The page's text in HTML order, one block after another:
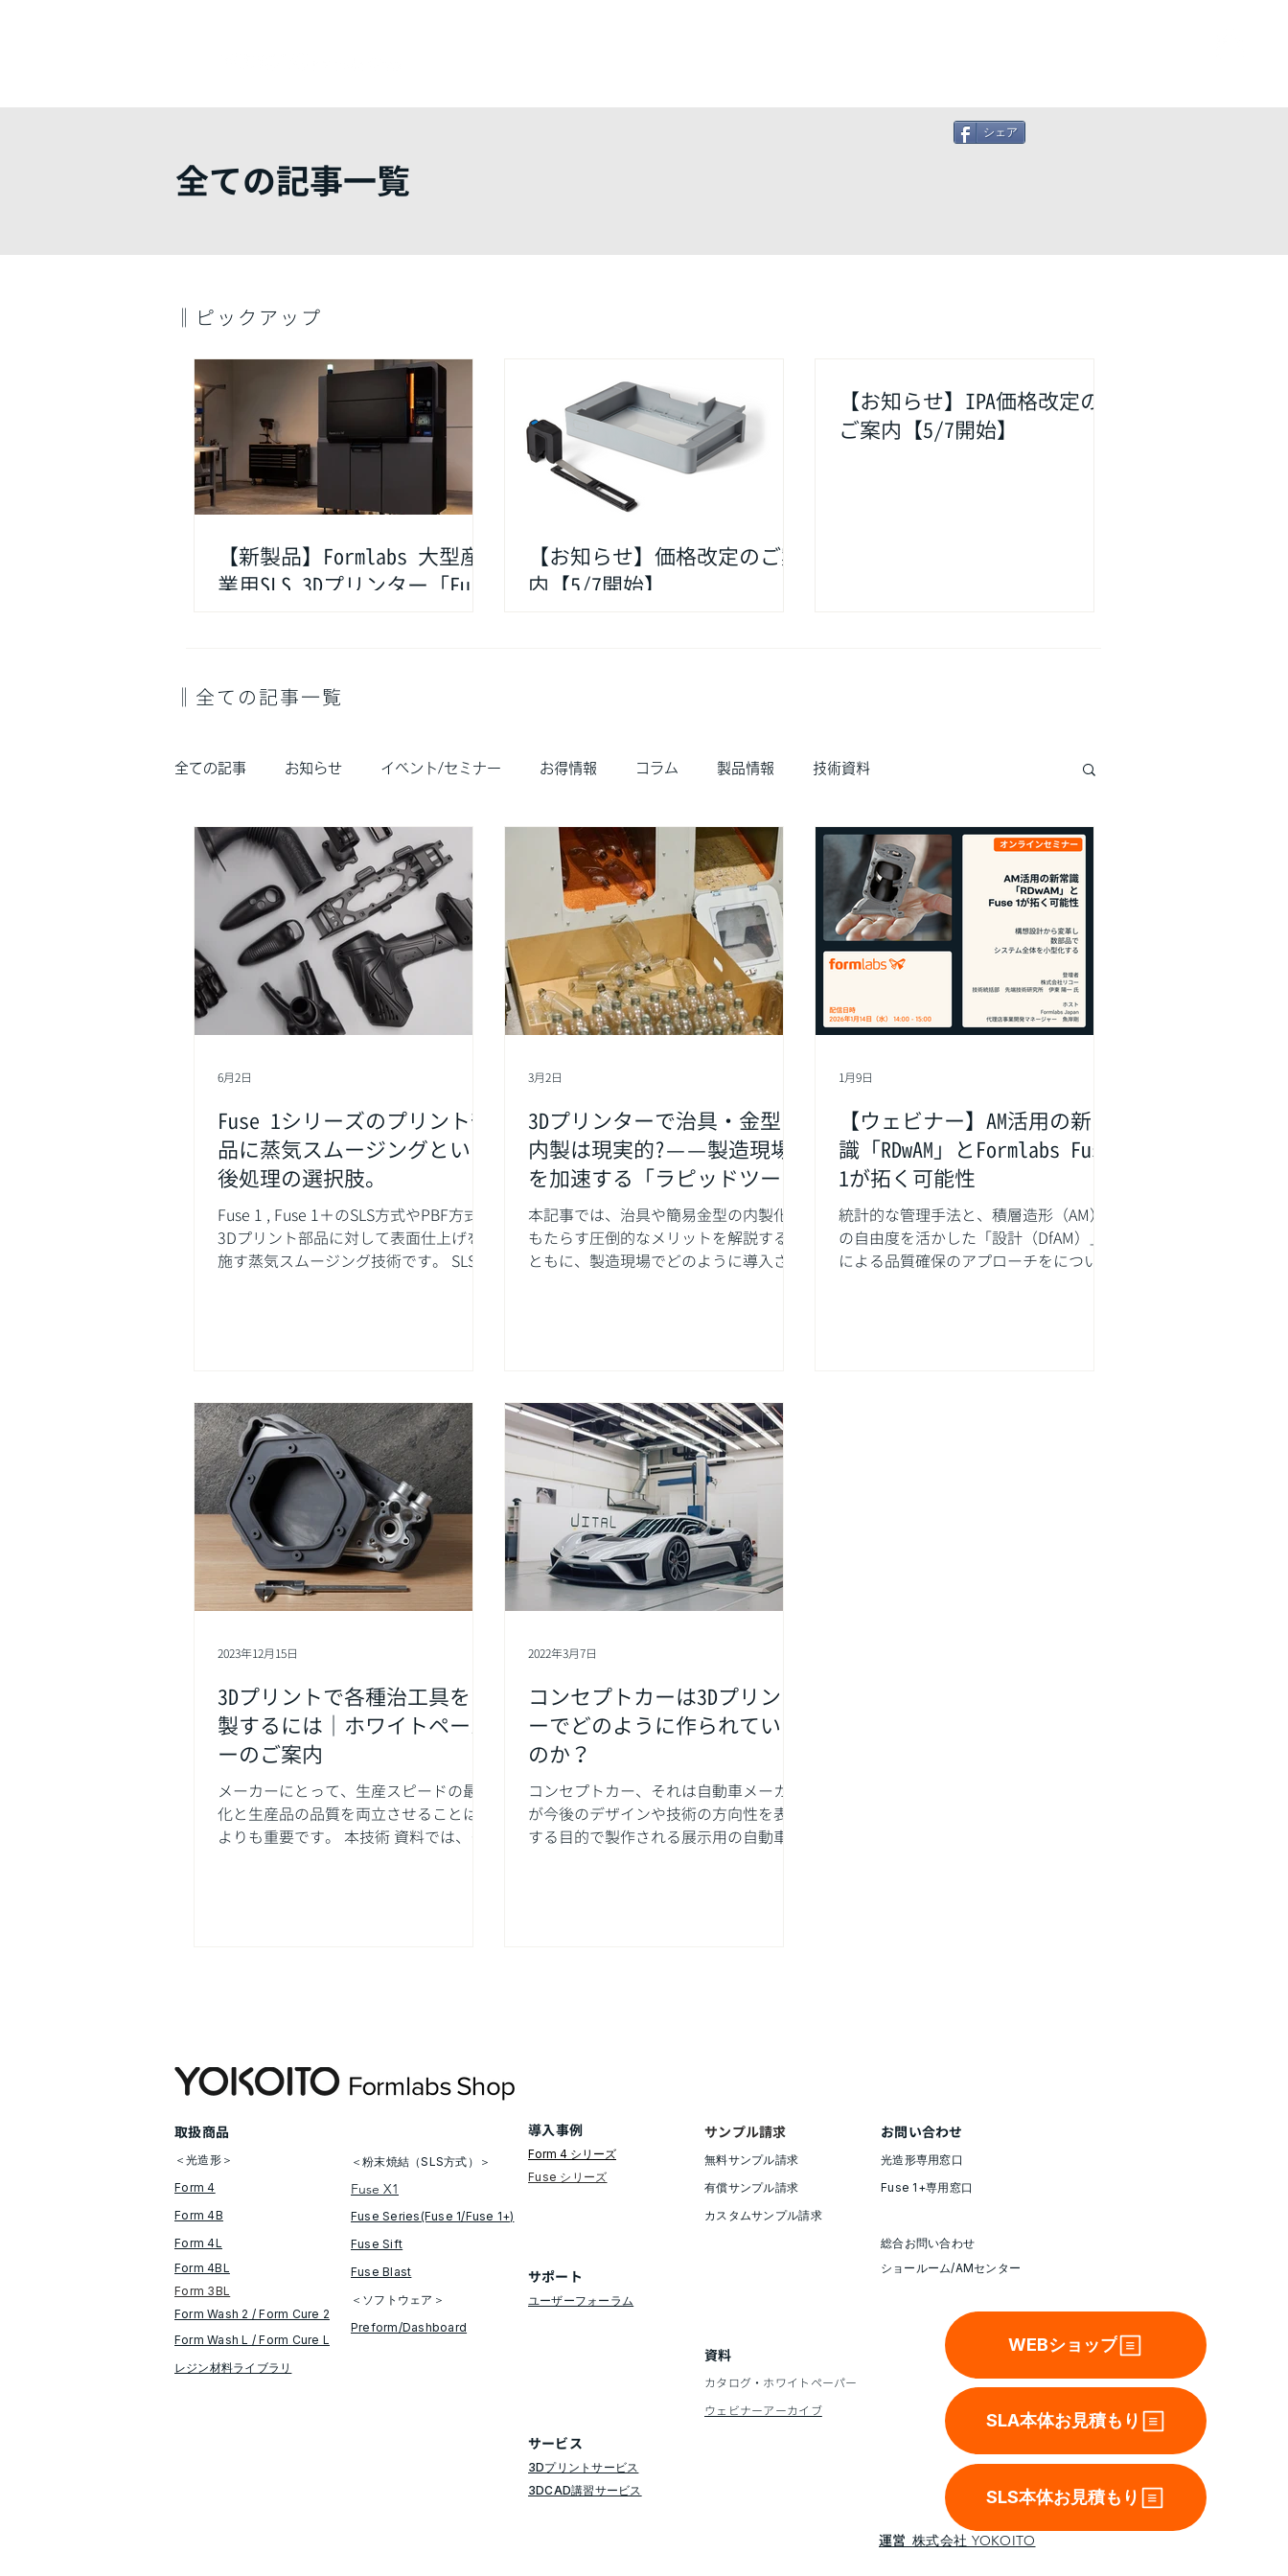
シェア
​全ての記事一覧
‖ピックアップ
【新製品】Formlabs 大型産
業用SLS 3Dプリンター「Fuse
【お知らせ】価格改定のご案
内【5/7開始】
【お知らせ】IPA価格改定の
ご案内【5/7開始】
‖全ての記事一覧
全ての記事 お知らせ イベント/セミナー お得情報 コラム 製品情報 技術資料
Fuse 1シリーズのプリント部
品に蒸気スムージングという
後処理の選択肢。
Fuse 1 , Fuse 1＋のSLS方式やPBF方式の
3Dプリント部品に対して表面仕上げを
施す蒸気スムージング技術です。 SLS方
6月2日
3Dプリンターで治具・金型の
内製は現実的?——製造現場
を加速する「ラピッドツーリ
ング」戦略
本記事では、治具や簡易金型の内製化が
もたらす圧倒的なメリットを解説すると
ともに、製造現場でどのように導入さ
3月2日
【ウェビナー】AM活用の新常
識「RDwAM」とFormlabs Fuse
1が拓く可能性
統計的な管理手法と、積層造形（AM）
の自由度を活かした「設計（DfAM）」
による品質確保のアプローチをについて
1月9日
3Dプリントで各種治工具を内
製するには｜ホワイトペーパ
ーのご案内
メーカーにとって、生産スピードの最大
化と生産品の品質を両立させることは何
よりも重要です。 本技術 資料では、効
2023年12月15日
コンセプトカーは3Dプリンタ
ーでどのように作られている
のか？
コンセプトカー、それは自動車メーカー
が今後のデザインや技術の方向性を表現
する目的で製作される展示用の自動車で
ン及びエクスペリエンタルテクノロジー
担当の副社長であるShay Moradiは言い
ます。 本記事では、Formlabsで急成長
SolidPrint3Dの顧客であるVital Autoがど
プトカー製作をしているのかをご紹介し
ます。 【SLS方式とSLA方式、それぞれ
2022年3月7日
WEBショップ
SLA本体お見積もり
SLS本体お見積もり
​取扱商品
＜光造形＞
Form 4
Form 4B
Form 4L
Form 4BL
Form 3BL
Form Wash 2 / Form Cure​ 2
​​Form Wash L / Form Cure L
レジン材料ライブラリ
＜粉末焼結（SLS方式）＞
Fuse X1
Fuse Series(Fuse 1/Fuse 1+)
Fuse Sift
​Fuse Blast
＜ソフトウェア＞
​Preform/Dashboard
導入事例
Form 4 シリーズ
​Fuse シリーズ
​サポート
ユーザーフォーラム
サンプル請求
無料サンプル請求​
有償サンプル請求
​カスタムサンプル請求
お問い合わせ
光造形専用窓口
Fuse 1+専用窓口
総合お問い合わせ
ショールーム/AMセンター
資料
カタログ・ホワイトペーパー
​ウェビナーアーカイブ
​サービス
3Dプリントサービス
3DCAD講習サービス
運営株式会社 YOKOITO